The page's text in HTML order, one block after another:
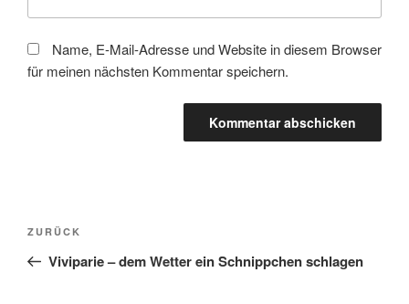
Name, E-Mail-Adresse und Website in diesem Browser
für meinen nächsten Kommentar speichern.
Beitragsnavigation
Vorheriger
Beitrag
ZURÜCK
Viviparie – dem Wetter ein Schnippchen schlagen